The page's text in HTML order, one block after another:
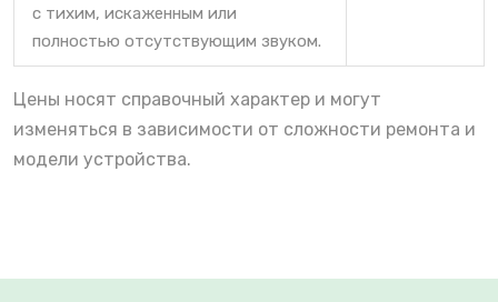
с тихим, искаженным или
полностью отсутствующим звуком.
Цены носят справочный характер и могут
изменяться в зависимости от сложности ремонта и
модели устройства.